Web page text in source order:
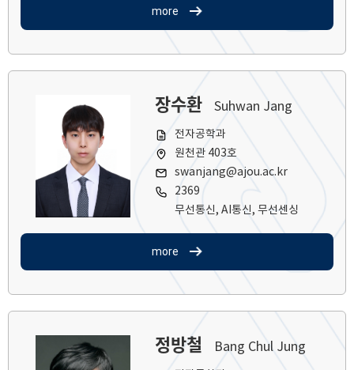
more
장수환 Suhwan Jang
전자공학과
원천관 403호
swanjang@ajou.ac.kr
2369
무선통신, AI통신, 무선센싱
more
정방철 Bang Chul Jung